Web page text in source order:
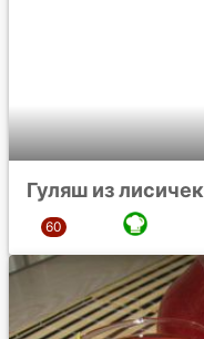
Гуляш из лисичек